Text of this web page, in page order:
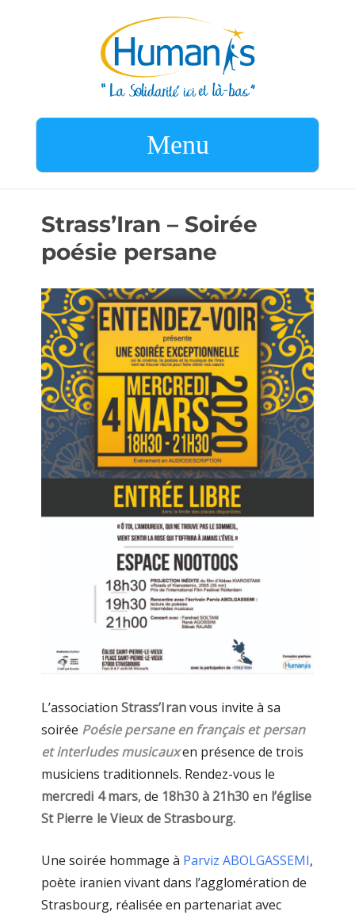
Menu
Strass’Iran – Soirée
poésie persane
L’association Strass’Iranvous invite à sa
soirée Poésie persane en français et persan
et interludes musicauxen présence de trois
musiciens traditionnels. Rendez-vous le
mercredi 4 mars, de 18h30 à 21h30 en l’église
St Pierre le Vieux de Strasbourg.
Une soirée hommage à Parviz ABOLGASSEMI,
poète iranien vivant dans l’agglomération de
Strasbourg, réalisée en partenariat avec